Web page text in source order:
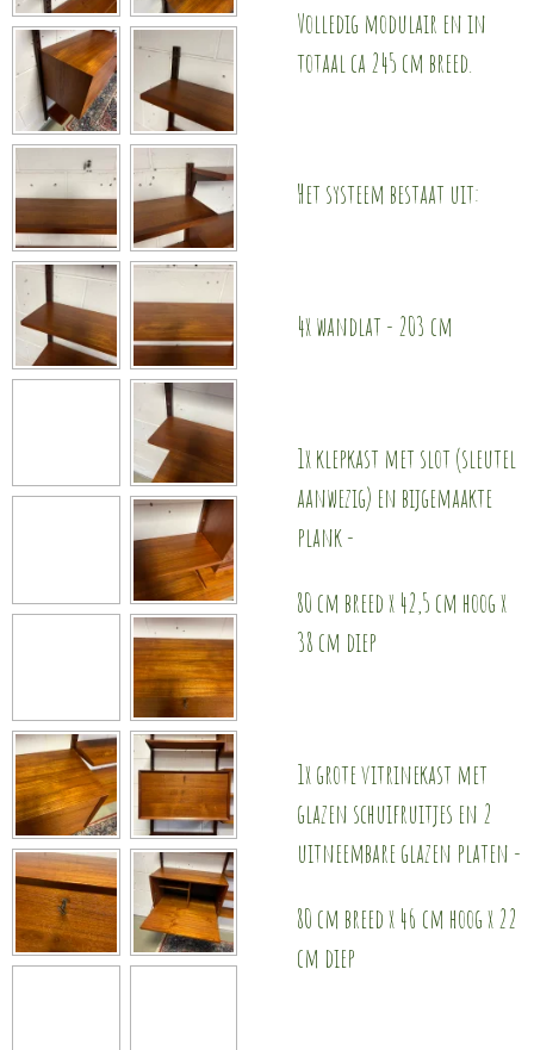
Volledig modulair en in
totaal ca 245 cm breed.
Het systeem bestaat uit:
4x wandlat - 203 cm
1x klepkast met slot (sleutel
aanwezig) en bijgemaakte
plank -
80 cm breed x 42,5 cm hoog x
38 cm diep
1x grote vitrinekast met
glazen schuifruitjes en 2
uitneembare glazen platen -
80 cm breed x 46 cm hoog x 22
cm diep